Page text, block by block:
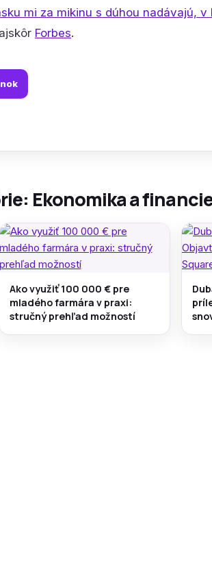
mi za mikinu s dúhou nadávajú,
Forbes.
Ekonomika a
Ako využiť 100 000 € pre
mladého farmára v praxi:
stručný prehľad možností